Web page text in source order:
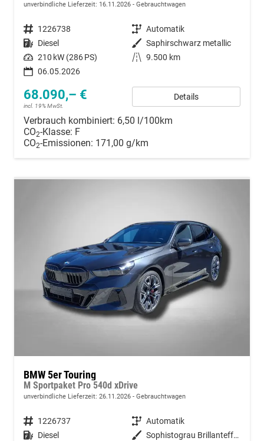
unverbindliche Lieferzeit: 16.11.2026 Gebrauchtwagen
Fahrzeugnummer 1226738 Getriebe Automatik
Kraftstoff Diesel Außenfarbe Saphirschwarz metallic
Leistung 210 kW (286 PS) Kilometerstand 9.500 km
06.05.2026
68.090,– €
incl. 19% MwSt.
Details
Verbrauch kombiniert: 6,50 l/100km
CO2-Klasse: F
CO2-Emissionen: 171,00 g/km
BMW 5er Touring
M Sportpaket Pro 540d xDrive
unverbindliche Lieferzeit: 26.11.2026 Gebrauchtwagen
Fahrzeugnummer 1226737 Getriebe Automatik
Kraftstoff Diesel Außenfarbe
Sophistograu Brillanteffekt metallic